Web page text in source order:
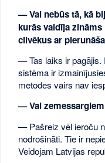
— Vai nebūs tā, kā
kurās valdīja
cilvēkus ar
— Tas laiks ir pagājis.
sistēma ir
metodes vairs nav
— Vai
— Pašreiz vēl ieroču
nodrošināti. Tie ir
Veidojam Latvijas